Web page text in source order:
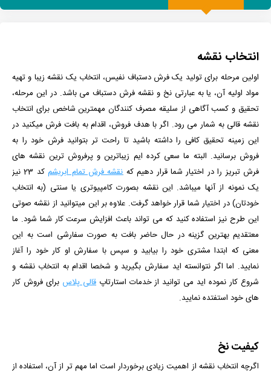
انتخاب نقشه
اولین مرحله برای تولید یک فرش دستباف نفیس، انتخاب یک نقشه زیبا و تهیه
مواد اولیه آن، یا به عبارتی نخ و نقشه فرش دستباف می باشد. در این مرحله،
تحقیق و کسب آگاهی از سلیقه مصرف کنندگان مهمترین شاخص برای انتخاب
نقشه قالی به شمار می رود. اگر با هدف فروش، اقدام به بافت فرش میکنید در
این زمینه تحقیق کافی را داشته باشید تا راحت تر بتوانید فرش خود را به
فروش برسانید. البته ما سعی کرده ایم زیباترین و پرفروش ترین نقشه های
فرش تبریز را در اختیار شما قرار دهیم کهنقشه فرش تمام ابریشم
کد 23 نیز
یک نمونه از آنها میباشد. این نقشه بصورت کامپیوتری یا سنتی (به انتخاب
خودتان) در اختیار شما قرار خواهد گرفت. علاوه بر این میتوانید از نقشه صوتی
این طرح نیز استفاده کنید که می تواند باعث افزایش سرعت کار شما شود. ما
معتقدیم بهترین گزینه در حال حاضر بافت به صورت سفارشی است به این
معنی که ابتدا مشتری خود را بیابید و سپس با سفارش او کار خود را آغاز
نمایید. اما اگر نتوانسته اید سفارش بگیرید و شخصا اقدام به انتخاب نقشه و
شروع کار نموده اید می توانید از خدمات استارتاپقالی پلاس برای فروش کار
های خود استفتده نمایید.
کیفیت نخ
اگرچه انتخاب نقشه از اهمیت زیادی برخوردار است اما مهم تر از آن، استفاده از